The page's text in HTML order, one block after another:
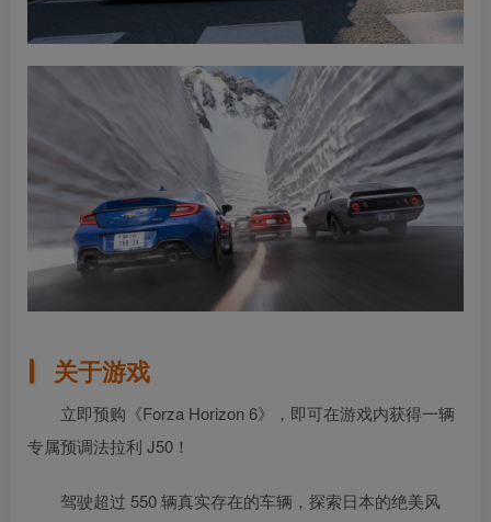
关于游戏
立即预购《Forza Horizon 6》，即可在游戏内获得一辆
专属预调法拉利 J50！
驾驶超过 550 辆真实存在的车辆，探索日本的绝美风